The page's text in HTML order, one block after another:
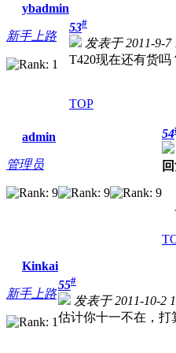
ybadmin
新手上路
53#
发表于 2011-9-7
T420现在还有货吗
TOP
admin
管理员
54
Kinkai
新手上路
55#
发表于 2011-10-2
估计你十一不在，打